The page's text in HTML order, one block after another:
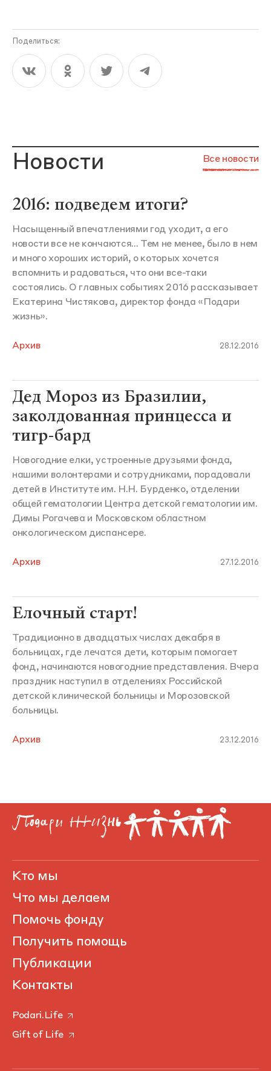
Поделиться:
Новости Все новости
2016: подведем итоги?
Насыщенный впечатлениями год уходит, а его
новости все не кончаются... Тем не менее, было в нем
и много хороших историй, о которых хочется
вспомнить и радоваться, что они все-таки
состоялись. О главных событиях 2016 рассказывает
Екатерина Чистякова, директор фонда «Подари
жизнь».
Архив 28.12.2016
Дед Мороз из Бразилии,
заколдованная принцесса и
тигр-бард
Новогодние елки, устроенные друзьями фонда,
нашими волонтерами и сотрудниками, порадовали
детей в Институте им. Н.Н. Бурденко, отделении
общей гематологии Центра детской гематологии им.
Димы Рогачева и Московском областном
онкологическом диспансере.
Архив 27.12.2016
Елочный старт!
Традиционно в двадцатых числах декабря в
больницах, где лечатся дети, которым помогает
фонд, начинаются новогодние представления. Вчера
праздник наступил в отделениях Российской
детской клинической больницы и Морозовской
больницы.
Архив 23.12.2016
Кто мы
Что мы делаем
Помочь фонду
Получить помощь
Публикации
Контакты
Podari.Life
Gift of Life